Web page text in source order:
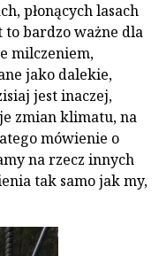
płonących lasach
bardzo ważne dla
milczeniem,
jako dalekie,
jest inaczej,
zmian klimatu, na
mówienie o
na rzecz innych
tak samo jak my,